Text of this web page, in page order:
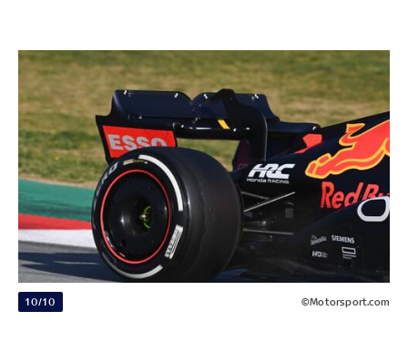
10/10 ©Motorsport.com